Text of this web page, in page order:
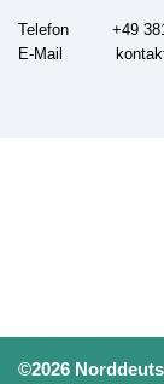
Telefon +49
E-Mail
©2026